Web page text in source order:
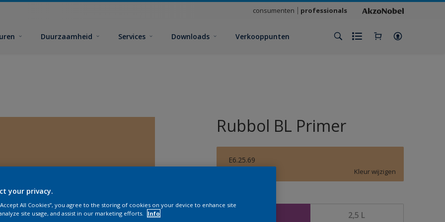
consumenten professionals
Duurzaamheid Services Downloads Verkooppunten
Rubbol BL Primer
E6.25.69
Kleur wijzigen
2,5 L
your privacy.
All Cookies”, you agree to the storing of cookies on your device to enhance site
site usage, and assist in our marketing efforts.
Info